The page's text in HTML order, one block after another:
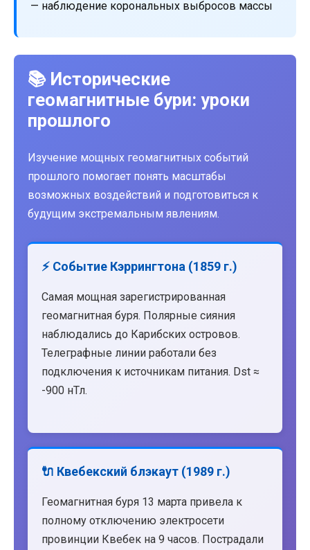
— наблюдение корональных выбросов массы
📚 Исторические
геомагнитные бури: уроки
прошлого
Изучение мощных геомагнитных событий
прошлого помогает понять масштабы
возможных воздействий и подготовиться к
будущим экстремальным явлениям.
⚡ Событие Кэррингтона (1859 г.)
Самая мощная зарегистрированная
геомагнитная буря. Полярные сияния
наблюдались до Карибских островов.
Телеграфные линии работали без
подключения к источникам питания. Dst ≈
-900 нТл.
🔌 Квебекский блэкаут (1989 г.)
Геомагнитная буря 13 марта привела к
полному отключению электросети
провинции Квебек на 9 часов. Пострадали